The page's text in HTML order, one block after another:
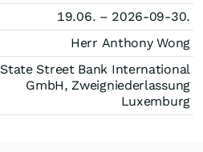
19.06. – 2026-09-30.
Herr Anthony Wong
State Street Bank International
GmbH, Zweigniederlassung
Luxemburg